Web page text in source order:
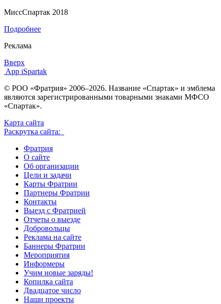
МиссСпартак 2018
Подробнее
Реклама
Вверх
App iSpartak
© РОО «Фратрия» 2006–2026. Название «Спартак» и эмблема
являются зарегистрированными товарными знаками МФСО
«Спартак».
Карта сайта
Раскрутка сайта:
Фратрия
О сайте
Об организации
Цели и задачи
Карты Фратрии
Партнеры Фратрии
Контакты
Выезд с Фратрией
Отчеты о выезде
Добровольцы
Реклама на сайте
Баннеры Фратрии
Мероприятия
Информеры
Учим новые заряды!
Копилка сайта
Двадцатое число
Наши проекты